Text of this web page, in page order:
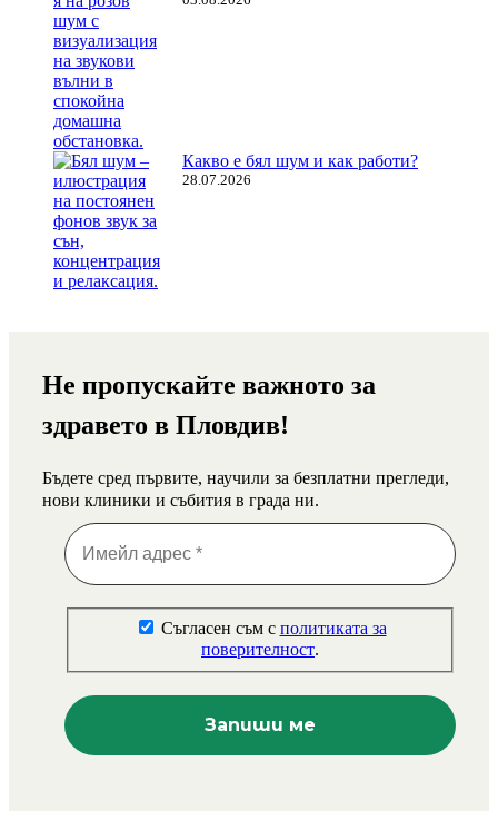
Какво е бял шум и как работи?
28.07.2026
Не пропускайте важното за
здравето в Пловдив!
Бъдете сред първите, научили за безплатни прегледи,
нови клиники и събития в града ни.
Съгласен съм с политиката за
поверителност.